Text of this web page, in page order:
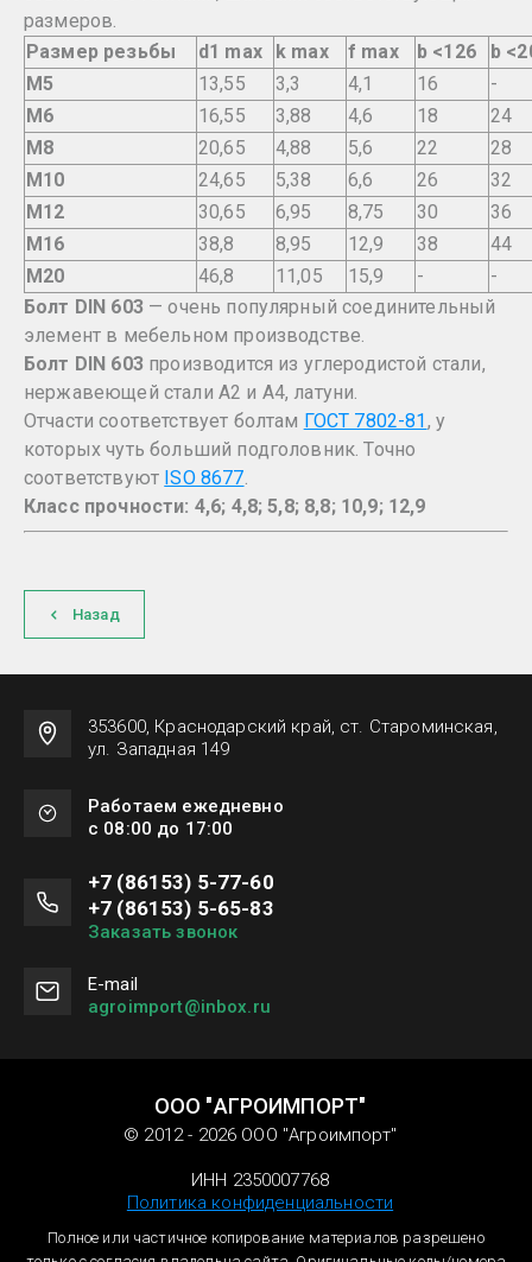
размеров.
Размер резьбы
d1 max k max f max b <126
b
M5
13,55 3,3 4,1 16
-
M6
16,55 3,88 4,6 18
24
M8
20,65 4,88 5,6 22
28
M10
24,65 5,38 6,6 26
32
M12
30,65 6,95 8,75 30
36
M16
38,8 8,95 12,9 38
44
M20
46,8 11,05 15,9 -
-
Болт DIN 603— очень популярный соединительный
элемент в мебельном производстве.
Болт DIN 603производится из углеродистой стали,
нержавеющей стали А2 и А4, латуни.
Отчасти соответствует болтам ГОСТ 7802-81, у
которых чуть больший подголовник. Точно
соответствуют ISO 8677.
Класс прочности: 4,6; 4,8; 5,8; 8,8; 10,9; 12,9
Назад
353600, Краснодарский край, ст. Староминская,
ул. Западная 149
Работаем ежедневно
с 08:00 до 17:00
+7 (86153) 5-77-60
+7 (86153) 5-65-83
Заказать звонок
Е-mail
agroimport@inbox.ru
ООО "АГРОИМПОРТ"
© 2012 - 2026 ООО "Агроимпорт"
ИНН 2350007768
Политика конфиденциальности
Полное или частичное копирование материалов разрешено